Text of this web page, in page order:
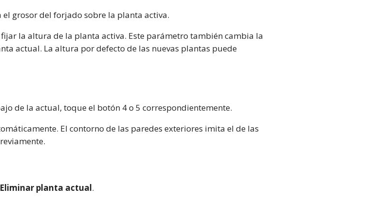
el grosor del forjado sobre la planta activa.
la altura de la planta activa. Este parámetro también cambia la
actual. La altura por defecto de las nuevas plantas puede
de la actual, toque el botón 4 o 5 correspondientemente.
El contorno de las paredes exteriores imita el de las
Eliminar planta actual.